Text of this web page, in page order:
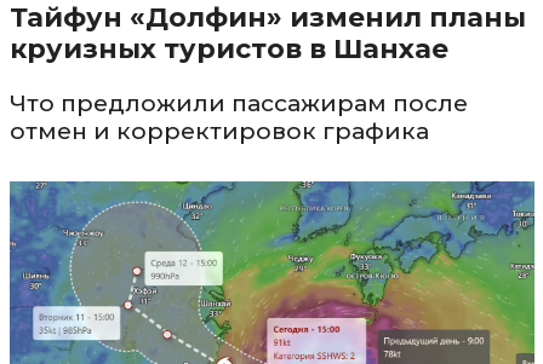
Тайфун «Долфин» изменил планы
круизных туристов в Шанхае
Что предложили пассажирам после
отмен и корректировок графика